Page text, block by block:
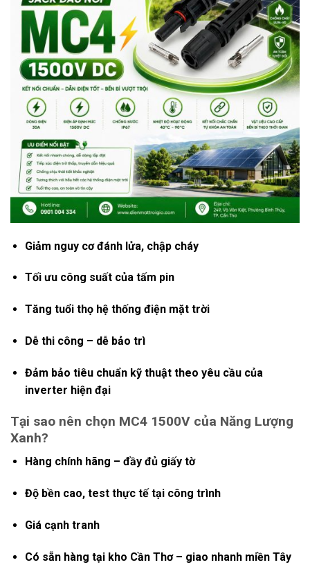
Giảm nguy cơ đánh lửa, chập cháy
Tối ưu công suất của tấm pin
Tăng tuổi thọ hệ thống điện mặt trời
Dễ thi công – dễ bảo trì
Đảm bảo tiêu chuẩn kỹ thuật theo yêu cầu của
inverter hiện đại
Tại sao nên chọn MC4 1500V của Năng Lượng
Xanh?
Hàng chính hãng – đầy đủ giấy tờ
Độ bền cao, test thực tế tại công trình
Giá cạnh tranh
Có sẵn hàng tại kho Cần Thơ – giao nhanh miền Tây